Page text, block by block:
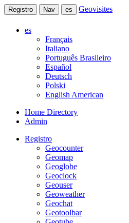
Registro Nav es Geovisites
es
Français
Italiano
Português Brasileiro
Español
Deutsch
Polski
English American
Home Directory
Admin
Registro
Geocounter
Geomap
Geoglobe
Geoclock
Geouser
Geoweather
Geochat
Geotoolbar